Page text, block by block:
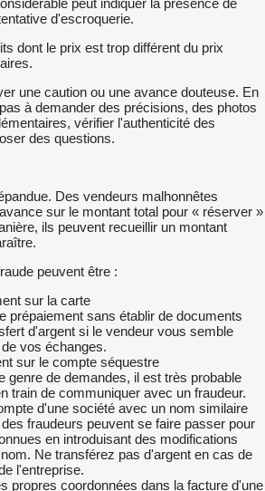
peut indiquer la présence de
d'escroquerie.
dont le prix est trop différent du prix
une caution ou une avance douteuse. En
à demander des précisions, des photos
vérifier l'authenticité des
des questions.
Des vendeurs malhonnêtes
sur le montant total pour « réserver »
ils peuvent recueillir un montant
peuvent être :
sur la carte
prépaiement sans établir de documents
d'argent si le vendeur vous semble
vos échanges.
sur le compte séquestre
genre de demandes, il est très probable
train de communiquer avec un fraudeur.
d'une société avec un nom similaire
fraudeurs peuvent se faire passer pour
en introduisant des modifications
Ne transférez pas d'argent en cas de
l'entreprise.
propres coordonnées dans la facture d'une